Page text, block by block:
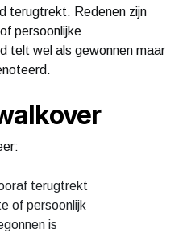
terugtrekt. Redenen zijn
persoonlijke
telt wel als gewonnen maar
terugtrekt
of persoonlijk
is